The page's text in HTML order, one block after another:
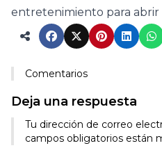
entretenimiento para abrir
Comentarios
Deja una respuesta
Tu dirección de correo
campos obligatorios están